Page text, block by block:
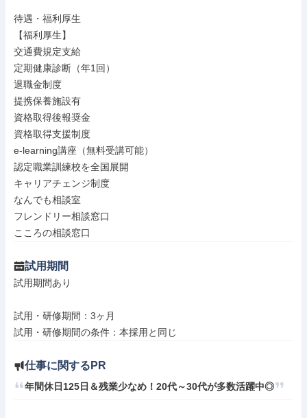
待遇・福利厚生
【福利厚生】
交通費規定支給
定期健康診断（年1回）
退職金制度
提携保養施設有
資格取得後報奨金
資格取得支援制度
e-learning講座（無料受講可能）
認定職業訓練校を全国展開
キャリアチェンジ制度
なんでも相談室
フレンドリー相談窓口
こころの相談窓口
試用期間
試用期間あり
試用・研修期間：3ヶ月
仕事に関するPR
年間休日125日＆残業少なめ！20代～30代が多数活躍中◎